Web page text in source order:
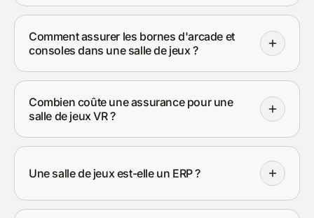
Comment assurer les bornes d'arcade et
consoles dans une salle de jeux ?
Combien coûte une assurance pour une
salle de jeux VR ?
Une salle de jeux est-elle un ERP ?